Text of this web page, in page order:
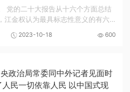
党的二十大报告从十六个方面总结
江金权认为最具标志性意义的有六
力，三是胜...
2023-10-18 600
政治局常委同中外记者见面时
民一切依靠人民 以中国式现